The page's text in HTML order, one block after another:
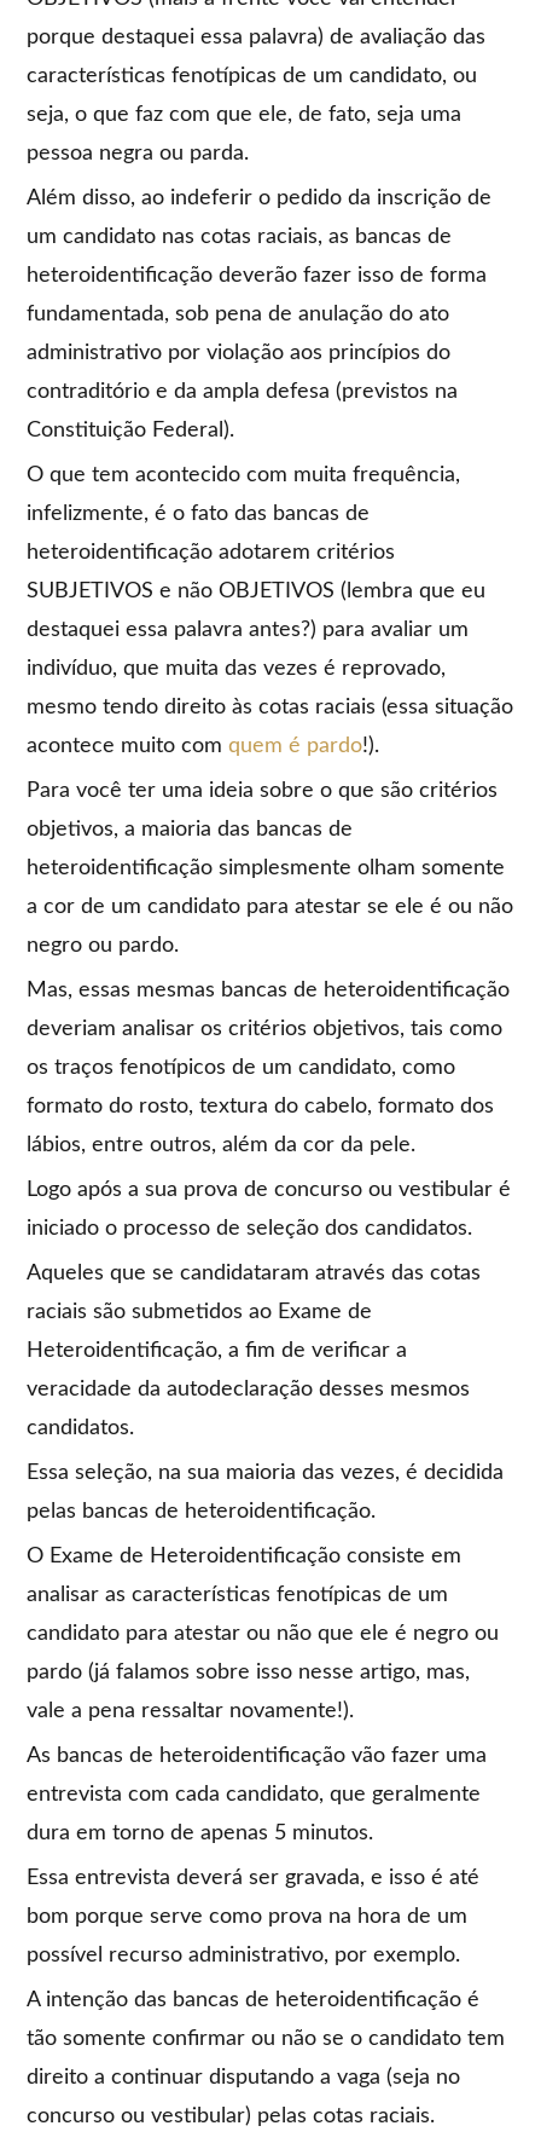
porque destaquei essa palavra) de avaliação das
características fenotípicas de um candidato, ou
seja, o que faz com que ele, de fato, seja uma
pessoa negra ou parda.
Além disso, ao indeferir o pedido da inscrição de
um candidato nas cotas raciais, as bancas de
heteroidentificação deverão fazer isso de forma
fundamentada, sob pena de anulação do ato
administrativo por violação aos princípios do
contraditório e da ampla defesa (previstos na
Constituição Federal).
O que tem acontecido com muita frequência,
infelizmente, é o fato das bancas de
heteroidentificação adotarem critérios
SUBJETIVOS e não OBJETIVOS (lembra que eu
destaquei essa palavra antes?) para avaliar um
indivíduo, que muita das vezes é reprovado,
mesmo tendo direito às cotas raciais (essa situação
acontece muito comquem é pardo!).
Para você ter uma ideia sobre o que são critérios
objetivos, a maioria das bancas de
heteroidentificação simplesmente olham somente
a cor de um candidato para atestar se ele é ou não
negro ou pardo.
Mas, essas mesmas bancas de heteroidentificação
deveriam analisar os critérios objetivos, tais como
os traços fenotípicos de um candidato, como
formato do rosto, textura do cabelo, formato dos
lábios, entre outros, além da cor da pele.
Logo após a sua prova de concurso ou vestibular é
iniciado o processo de seleção dos candidatos.
Aqueles que se candidataram através das cotas
raciais são submetidos ao Exame de
Heteroidentificação, a fim de verificar a
veracidade da autodeclaração desses mesmos
candidatos.
Essa seleção, na sua maioria das vezes, é decidida
pelas bancas de heteroidentificação.
O Exame de Heteroidentificação consiste em
analisar as características fenotípicas de um
candidato para atestar ou não que ele é negro ou
pardo (já falamos sobre isso nesse artigo, mas,
vale a pena ressaltar novamente!).
As bancas de heteroidentificação vão fazer uma
entrevista com cada candidato, que geralmente
dura em torno de apenas 5 minutos.
Essa entrevista deverá ser gravada, e isso é até
bom porque serve como prova na hora de um
possível recurso administrativo, por exemplo.
A intenção das bancas de heteroidentificação é
tão somente confirmar ou não se o candidato tem
direito a continuar disputando a vaga (seja no
concurso ou vestibular) pelas cotas raciais.